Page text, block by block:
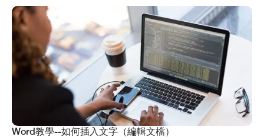
Word教學--如何插入文字（編輯文檔）